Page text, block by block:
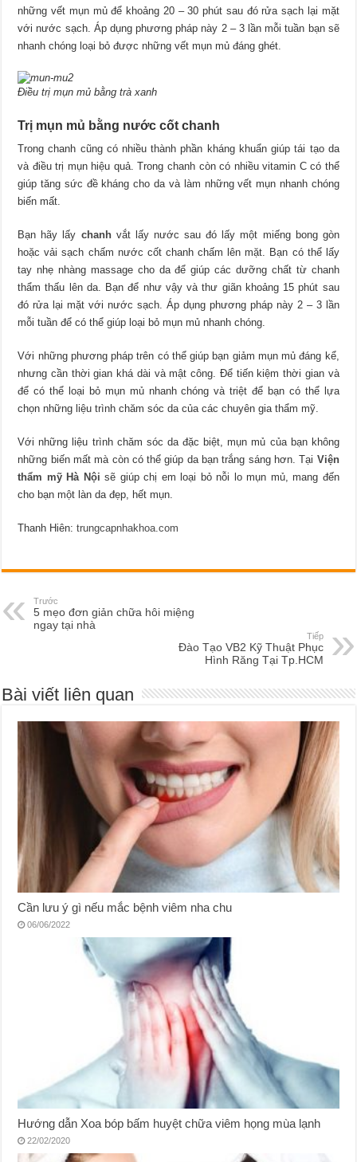
những vết mụn mủ để khoảng 20 – 30 phút sau đó rửa sạch lại mặt
với nước sạch. Áp dụng phương pháp này 2 – 3 lần mỗi tuần bạn sẽ
nhanh chóng loại bỏ được những vết mụn mủ đáng ghét.
Điều trị mụn mủ bằng trà xanh
Trị mụn mủ bằng nước cốt chanh
Trong chanh cũng có nhiều thành phần kháng khuẩn giúp tái tạo da
và điều trị mụn hiệu quả. Trong chanh còn có nhiều vitamin C có thể
giúp tăng sức đề kháng cho da và làm những vết mụn nhanh chóng
biến mất.
Bạn hãy lấy chanhvắt lấy nước sau đó lấy một miếng bong gòn
hoặc vải sạch chấm nước cốt chanh chấm lên mặt. Bạn có thể lấy
tay nhẹ nhàng massage cho da để giúp các dưỡng chất từ chanh
thẩm thấu lên da. Bạn để như vậy và thư giãn khoảng 15 phút sau
đó rửa lại mặt với nước sạch. Áp dụng phương pháp này 2 – 3 lần
mỗi tuần để có thể giúp loại bỏ mụn mủ nhanh chóng.
Với những phương pháp trên có thể giúp bạn giảm mụn mủ đáng kể,
nhưng cần thời gian khá dài và mật công. Để tiến kiệm thời gian và
để có thể loại bỏ mụn mủ nhanh chóng và triệt để bạn có thể lựa
chọn những liệu trình chăm sóc da của các chuyên gia thẩm mỹ.
Với những liệu trình chăm sóc da đặc biệt, mụn mủ của bạn không
những biến mất mà còn có thể giúp da bạn trắng sáng hơn. Tại Viện
thẩm mỹ Hà Nội sẽ giúp chị em loại bỏ nỗi lo mụn mủ, mang đến
cho bạn một làn da đẹp, hết mụn.
Thanh Hiên:trungcapnhakhoa.com
Trước
5 mẹo đơn giản chữa hôi miệng
ngay tại nhà
Tiếp
Đào Tạo VB2 Kỹ Thuật Phục
Hình Răng Tại Tp.HCM
Bài viết liên quan
Cần lưu ý gì nếu mắc bệnh viêm nha chu
06/06/2022
Hướng dẫn Xoa bóp bấm huyệt chữa viêm họng mùa lạnh
22/02/2020